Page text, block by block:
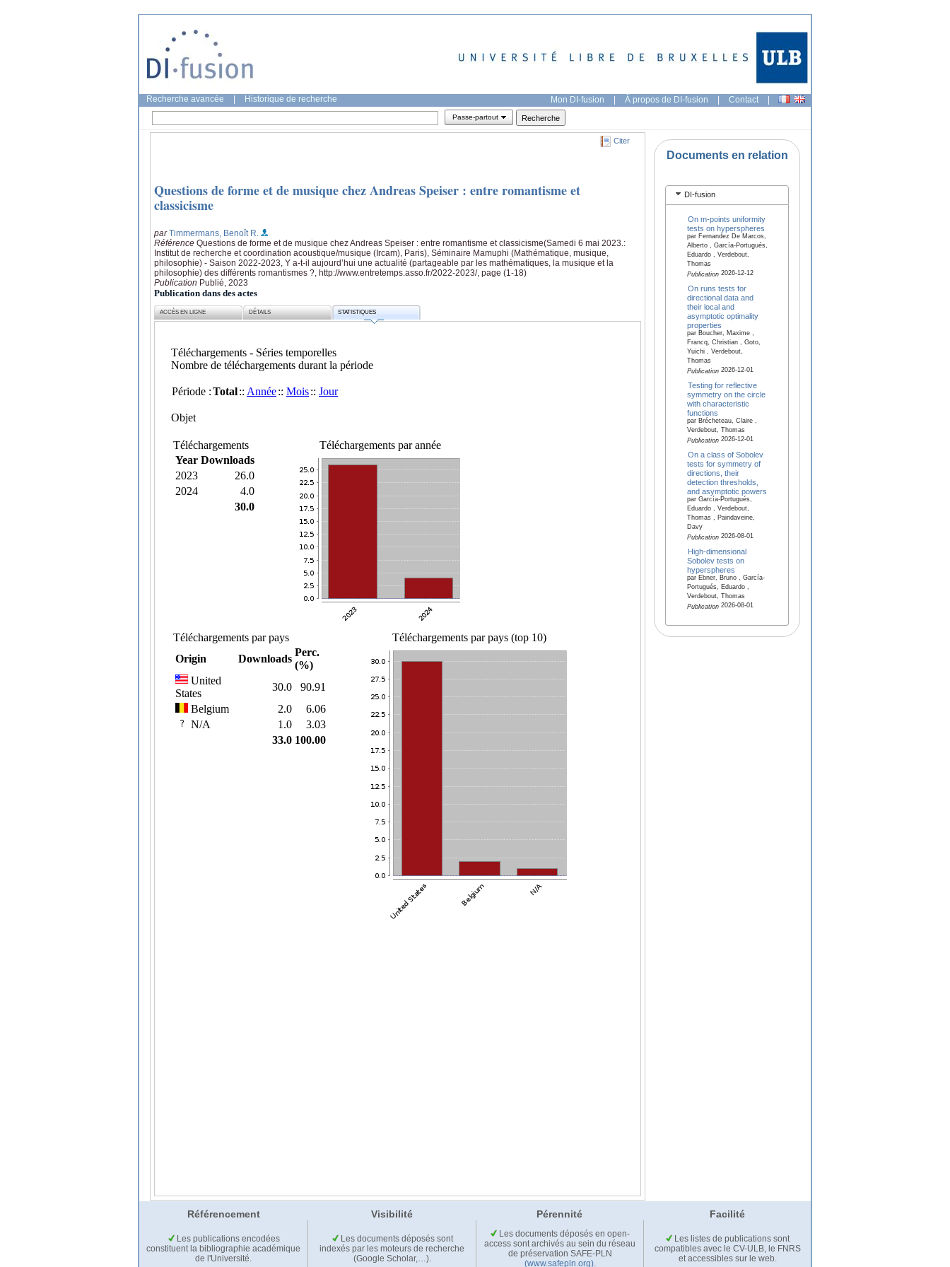
Recherche avancée Historique de recherche Mon DI-fusion | À propos de DI-fusion | Contact |
Passe-partout
Citer
Questions de forme et de musique chez Andreas Speiser : entre romantisme et
classicisme
parTimmermans, Benoît R.
Référence Questions de forme et de musique chez Andreas Speiser : entre romantisme et classicisme(Samedi 6 mai 2023.:
Institut de recherche et coordination acoustique/musique (Ircam), Paris), Séminaire Mamuphi (Mathématique, musique,
philosophie) - Saison 2022-2023, Y a-t-il aujourd’hui une actualité (partageable par les mathématiques, la musique et la
philosophie) des différents romantismes ?, http://www.entretemps.asso.fr/2022-2023/, page (1-18)
Publication Publié, 2023
Publication dans des actes
ACCÈS EN LIGNE DÉTAILS STATISTIQUES
Documents en relation
DI-fusion
On m-points uniformity
tests on hyperspheres
par Fernandez De Marcos,
Alberto , García-Portugués,
Eduardo , Verdebout,
Thomas
Publication2026-12-12
On runs tests for
directional data and
their local and
asymptotic optimality
properties
par Boucher, Maxime ,
Francq, Christian , Goto,
Yuichi , Verdebout,
Thomas
Publication2026-12-01
Testing for reflective
symmetry on the circle
with characteristic
functions
par Brécheteau, Claire ,
Verdebout, Thomas
Publication2026-12-01
On a class of Sobolev
tests for symmetry of
directions, their
detection thresholds,
and asymptotic powers
par García-Portugués,
Eduardo , Verdebout,
Thomas , Paindaveine,
Davy
Publication2026-08-01
High-dimensional
Sobolev tests on
hyperspheres
par Ebner, Bruno , García-
Portugués, Eduardo ,
Verdebout, Thomas
Publication2026-08-01
Référencement Visibilité Pérennité Facilité
Les publications encodées
constituent la bibliographie académique
de l'Université.
Les documents déposés sont
indexés par les moteurs de recherche
(Google Scholar,…).
Les documents déposés en open-
access sont archivés au sein du réseau
de préservation SAFE-PLN
(www.safepln.org).
Les listes de publications sont
compatibles avec le CV-ULB, le FNRS
et accessibles sur le web.